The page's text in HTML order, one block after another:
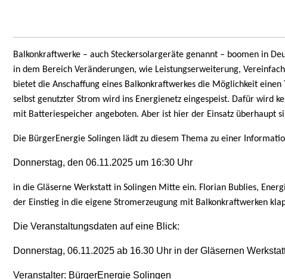
Balkonkraftwerke – auch Steckersolargeräte genannt – boomen in
in dem Bereich Veränderungen, wie Leistungserweiterung,
bietet die Anschaffung eines Balkonkraftwerkes die Möglichkeit
selbst genutzter Strom wird ins Energienetz eingespeist. Dafür wird
mit Batteriespeicher angeboten. Aber ist hier der Einsatz überhaupt
Die BürgerEnergie Solingen lädt zu diesem Thema zu einer
Donnerstag, den 06.11.2025 um 16:30 Uhr
in die Gläserne Werkstatt in Solingen Mitte ein. Florian Bublies,
der Einstieg in die eigene Stromerzeugung mit Balkonkraftwerken
Die Veranstaltungsdaten auf eine Blick:
Donnerstag, 06.11.2025 ab 16.30 Uhr in der Gläsernen
Veranstalter: BürgerEnergie Solingen